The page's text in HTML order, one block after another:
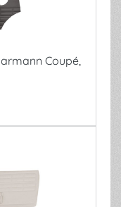
Coupé,